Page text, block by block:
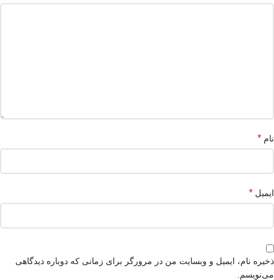
نام *
ایمیل *
ذخیره نام، ایمیل و وبسایت من در مرورگر برای زمانی که دوباره دیدگاهی
می‌نویسم.